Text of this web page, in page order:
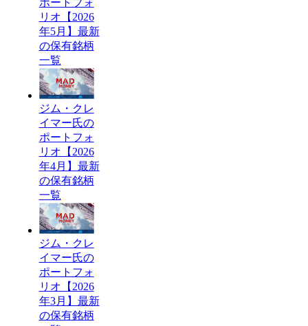
リオ【2026
年5月】最新
の保有銘柄
一覧
ジム・クレ
イマー氏の
ポートフォ
リオ【2026
年4月】最新
の保有銘柄
一覧
ジム・クレ
イマー氏の
ポートフォ
リオ【2026
年3月】最新
の保有銘柄